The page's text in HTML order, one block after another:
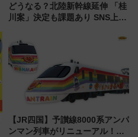
どうなる？北陸新幹線延伸 「桂
川案」決定も課題あり SNS上の
【JR四国】予讃線8000系アンパ
ンマン列車がリニューアル！内